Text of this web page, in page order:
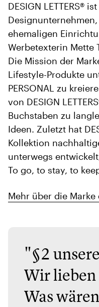
DESIGN LETTERS®
ehemaligen
Werbetexterin Mette
Die Mission der
Lifestyle-Produkte
PERSONAL zu
von DESIGN
Buchstaben zu
Ideen. Zuletzt hat
Kollektion
unterwegs
To go, to stay, to
Mehr über die Marke
"§2
Wir lieben
Was